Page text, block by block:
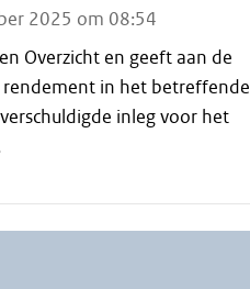
2025 om 08:54
Overzicht en geeft aan de
in het betreffende
inleg voor het